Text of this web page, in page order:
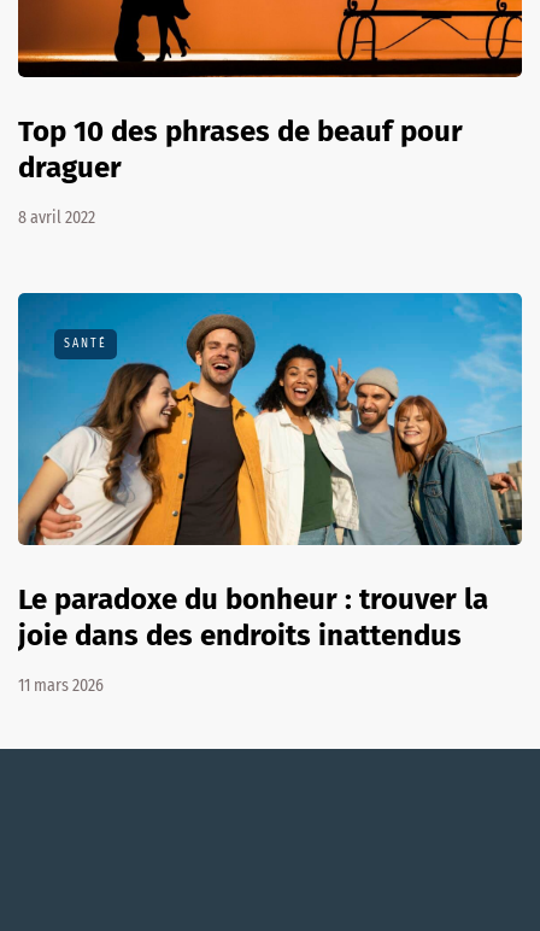
Top 10 des phrases de beauf pour
draguer
8 avril 2022
SANTÉ
Le paradoxe du bonheur : trouver la
joie dans des endroits inattendus
11 mars 2026